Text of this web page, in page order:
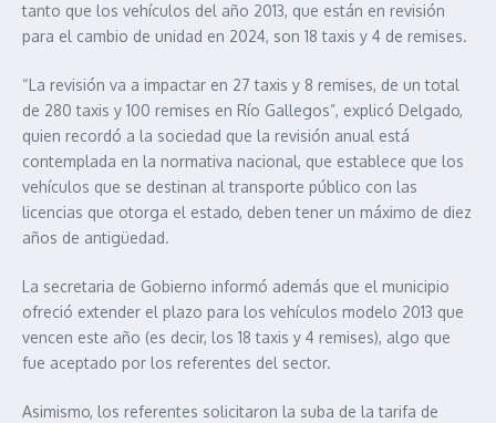
tanto que los vehículos del año 2013, que están en revisión
para el cambio de unidad en 2024, son 18 taxis y 4 de remises.
“La revisión va a impactar en 27 taxis y 8 remises, de un total
de 280 taxis y 100 remises en Río Gallegos”, explicó Delgado,
quien recordó a la sociedad que la revisión anual está
contemplada en la normativa nacional, que establece que los
vehículos que se destinan al transporte público con las
licencias que otorga el estado, deben tener un máximo de diez
años de antigüedad.
La secretaria de Gobierno informó además que el municipio
ofreció extender el plazo para los vehículos modelo 2013 que
vencen este año (es decir, los 18 taxis y 4 remises), algo que
fue aceptado por los referentes del sector.
Asimismo, los referentes solicitaron la suba de la tarifa de